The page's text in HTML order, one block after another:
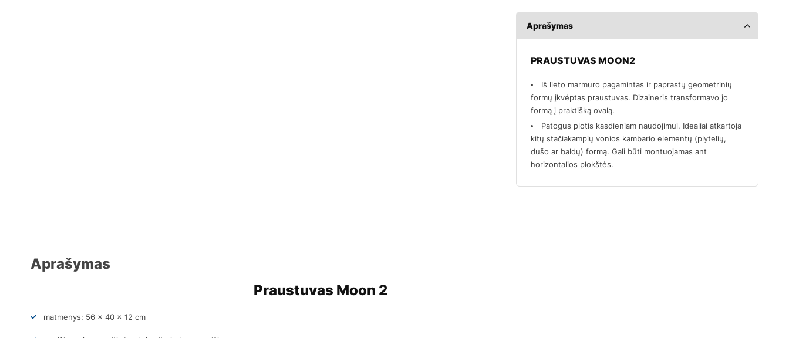
Aprašymas
PRAUSTUVAS MOON2
Iš lieto marmuro pagamintas ir paprastų geometrinių
formų įkvėptas praustuvas. Dizaineris transformavo jo
formą į praktišką ovalą.
Patogus plotis kasdieniam naudojimui. Idealiai atkartoja
kitų stačiakampių vonios kambario elementų (plytelių,
dušo ar baldų) formą. Gali būti montuojamas ant
horizontalios plokštės.
Aprašymas
Praustuvas Moon 2
matmenys: 56 x 40 x 12 cm